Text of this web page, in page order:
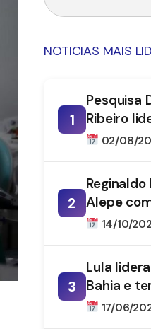
NOTICIAS MAIS
1
Pesquisa
Ribeiro
02/08/
2
Alepe
14/10/
3
Lula
Bahia e
61%,17/06/